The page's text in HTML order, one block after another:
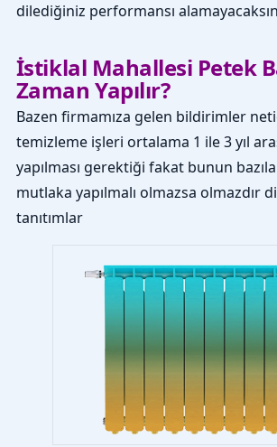
dilediğiniz performansı
İstiklal Mahallesi Petek
Zaman Yapılır?
Bazen firmamıza gelen bildirimler
temizleme işleri ortalama 1 ile 3 yıl
yapılması gerektiği fakat bunun
mutlaka yapılmalı olmazsa olmazdır
tanıtımlar